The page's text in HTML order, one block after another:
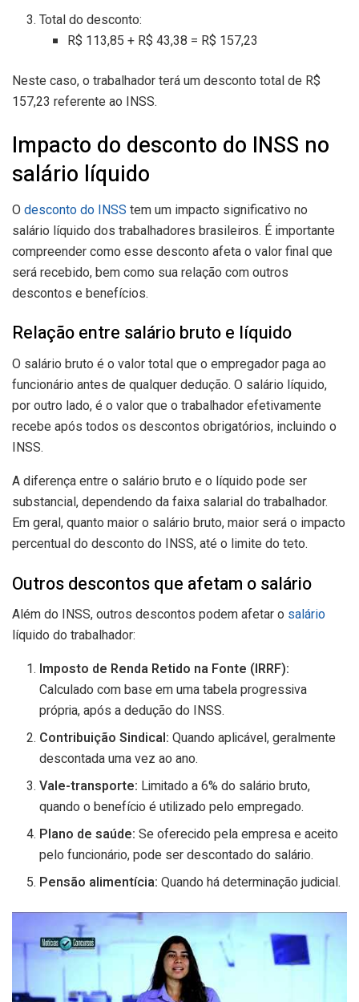
Total do desconto:
R$ 113,85 + R$ 43,38 = R$ 157,23
Neste caso, o trabalhador terá um desconto total de R$
157,23 referente ao INSS.
Impacto do desconto do INSS no
salário líquido
O desconto do INSS tem um impacto significativo no
salário líquido dos trabalhadores brasileiros. É importante
compreender como esse desconto afeta o valor final que
será recebido, bem como sua relação com outros
descontos e benefícios.
Relação entre salário bruto e líquido
O salário bruto é o valor total que o empregador paga ao
funcionário antes de qualquer dedução. O salário líquido,
por outro lado, é o valor que o trabalhador efetivamente
recebe após todos os descontos obrigatórios, incluindo o
INSS.
A diferença entre o salário bruto e o líquido pode ser
substancial, dependendo da faixa salarial do trabalhador.
Em geral, quanto maior o salário bruto, maior será o impacto
percentual do desconto do INSS, até o limite do teto.
Outros descontos que afetam o salário
Além do INSS, outros descontos podem afetar o salário
líquido do trabalhador:
Imposto de Renda Retido na Fonte (IRRF):
Calculado com base em uma tabela progressiva
própria, após a dedução do INSS.
Contribuição Sindical: Quando aplicável, geralmente
descontada uma vez ao ano.
Vale-transporte: Limitado a 6% do salário bruto,
quando o benefício é utilizado pelo empregado.
Plano de saúde: Se oferecido pela empresa e aceito
pelo funcionário, pode ser descontado do salário.
Pensão alimentícia: Quando há determinação judicial.